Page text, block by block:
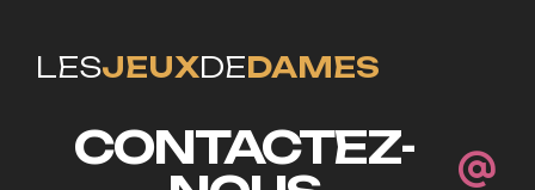
LESJEUXDEDAMES
CONTACTEZ-